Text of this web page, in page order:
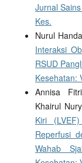
Jurnal
Kes.
Nurul
Interaksi
RSUD
Kesehatan:
Annisa
Khairul
Kiri
Reperfusi
Wahab